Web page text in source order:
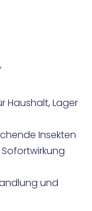
,
Haushalt, Lager
Insekten
und